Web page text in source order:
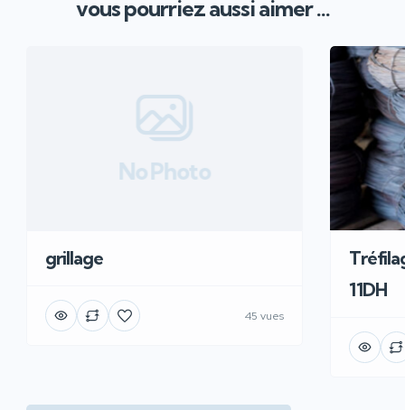
vous pourriez aussi aimer ...
No Photo
grillage
45 vues
11DH